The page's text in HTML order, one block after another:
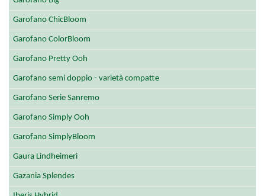
Garofano ChicBloom
Garofano ColorBloom
Garofano Pretty Ooh
Garofano semi doppio - varietà compatte
Garofano Serie Sanremo
Garofano Simply Ooh
Garofano SimplyBloom
Gaura Lindheimeri
Gazania Splendes